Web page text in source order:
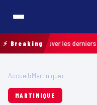
⚡ Breaking
retrouver les derniers
Accueil›Martinique›
MARTINIQUE